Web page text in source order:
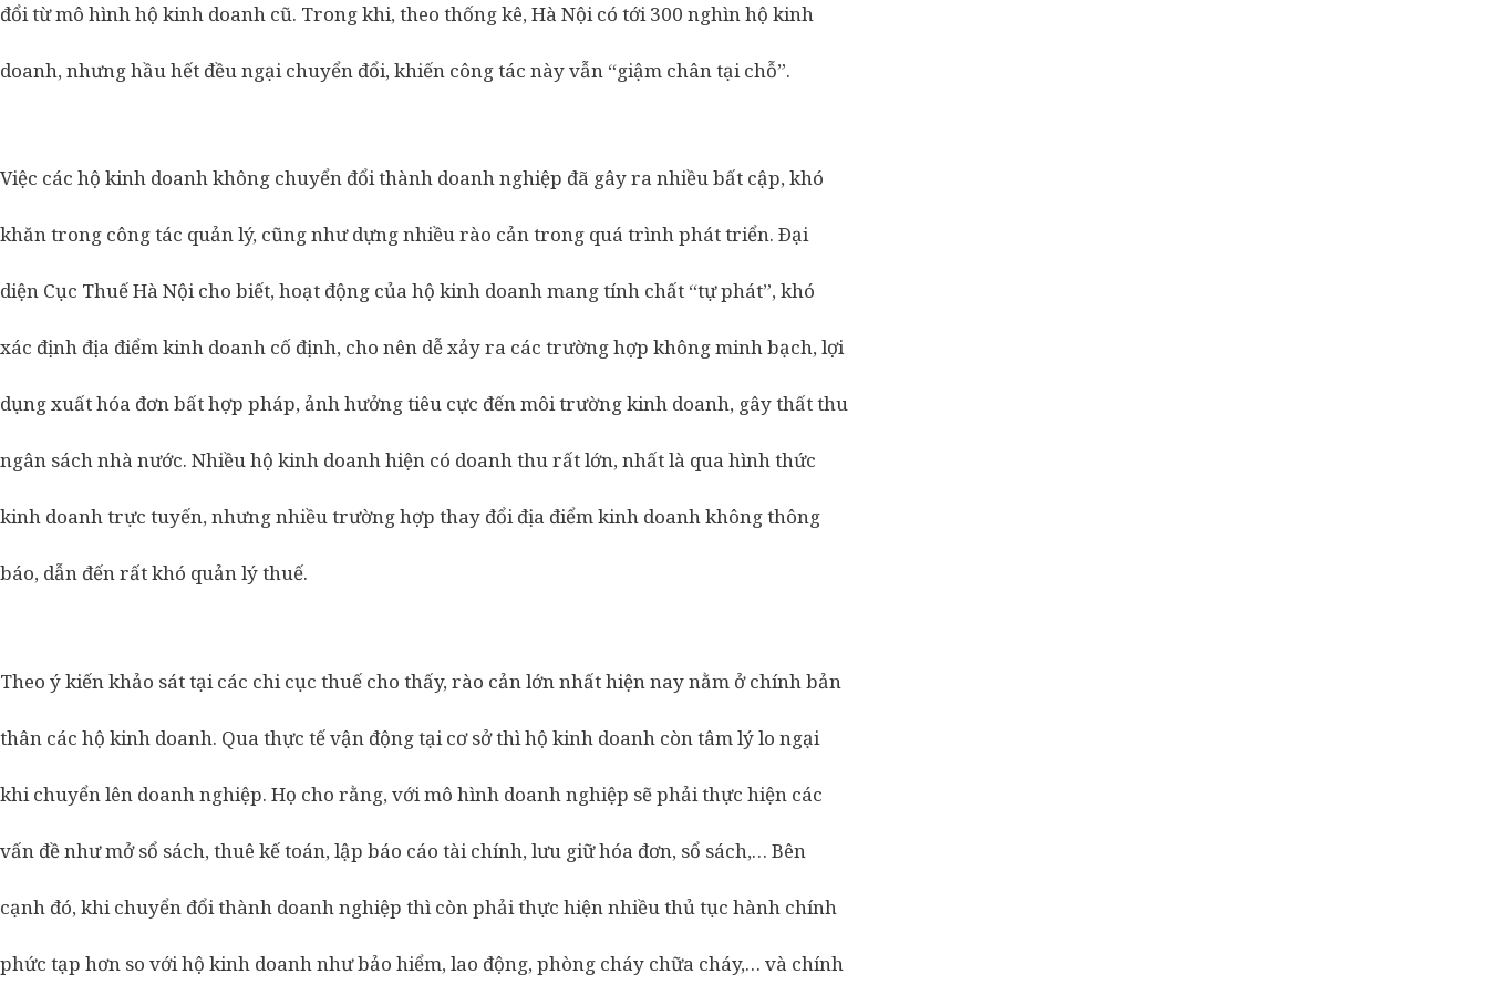
đổi từ mô hình hộ kinh doanh cũ. Trong khi, theo thống kê, Hà Nội có tới 300 nghìn hộ kinh
doanh, nhưng hầu hết đều ngại chuyển đổi, khiến công tác này vẫn “giậm chân tại chỗ”.
Việc các hộ kinh doanh không chuyển đổi thành doanh nghiệp đã gây ra nhiều bất cập, khó
khăn trong công tác quản lý, cũng như dựng nhiều rào cản trong quá trình phát triển. Ðại
diện Cục Thuế Hà Nội cho biết, hoạt động của hộ kinh doanh mang tính chất “tự phát”, khó
xác định địa điểm kinh doanh cố định, cho nên dễ xảy ra các trường hợp không minh bạch, lợi
dụng xuất hóa đơn bất hợp pháp, ảnh hưởng tiêu cực đến môi trường kinh doanh, gây thất thu
ngân sách nhà nước. Nhiều hộ kinh doanh hiện có doanh thu rất lớn, nhất là qua hình thức
kinh doanh trực tuyến, nhưng nhiều trường hợp thay đổi địa điểm kinh doanh không thông
báo, dẫn đến rất khó quản lý thuế.
Theo ý kiến khảo sát tại các chi cục thuế cho thấy, rào cản lớn nhất hiện nay nằm ở chính bản
thân các hộ kinh doanh. Qua thực tế vận động tại cơ sở thì hộ kinh doanh còn tâm lý lo ngại
khi chuyển lên doanh nghiệp. Họ cho rằng, với mô hình doanh nghiệp sẽ phải thực hiện các
vấn đề như mở sổ sách, thuê kế toán, lập báo cáo tài chính, lưu giữ hóa đơn, sổ sách,… Bên
cạnh đó, khi chuyển đổi thành doanh nghiệp thì còn phải thực hiện nhiều thủ tục hành chính
phức tạp hơn so với hộ kinh doanh như bảo hiểm, lao động, phòng cháy chữa cháy,… và chính